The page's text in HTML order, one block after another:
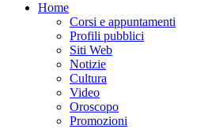
Home
Corsi e appuntamenti
Profili pubblici
Siti Web
Notizie
Cultura
Video
Oroscopo
Promozioni